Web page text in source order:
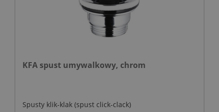
KFA spust umywalkowy, chrom
Spusty klik-klak (spust click-clack)